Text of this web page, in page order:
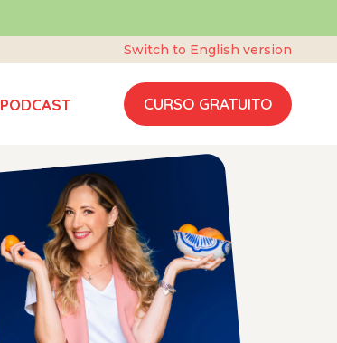
Switch to English version
PODCAST CURSO GRATUITO